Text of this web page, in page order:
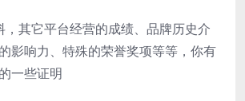
，其它平台经营的成绩、品牌历史介
影响力、特殊的荣誉奖项等等，你有
一些证明